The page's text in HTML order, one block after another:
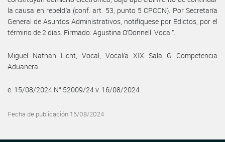
la causa en rebeldía (conf. art. 53, punto 5 CPCCN). Por Secretaría
General de Asuntos Administrativos, notifíquese por Edictos, por el
término de 2 días. Firmado: Agustina O’Donnell. Vocal”.
Miguel Nathan Licht, Vocal, Vocalía XIX Sala G Competencia
Aduanera.
e. 15/08/2024 N° 52009/24 v. 16/08/2024
Fecha de publicación 15/08/2024